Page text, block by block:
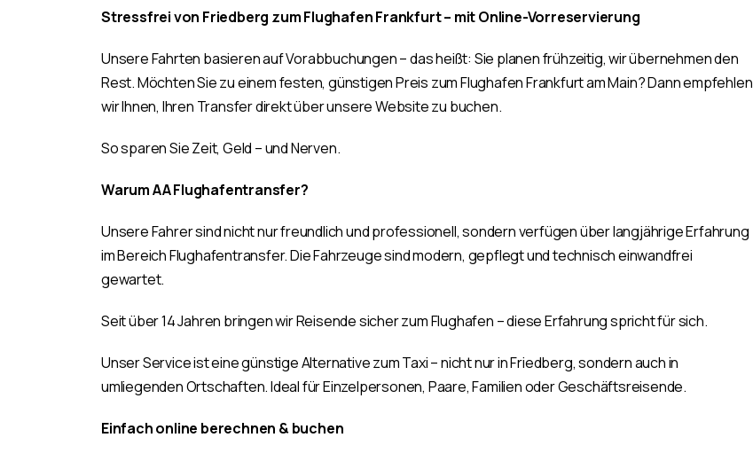
Stressfrei von Friedberg zum Flughafen Frankfurt – mit Online-Vorreservierung
Unsere Fahrten basieren auf Vorabbuchungen – das heißt: Sie planen frühzeitig, wir übernehmen den
Rest. Möchten Sie zu einem festen, günstigen Preis zum Flughafen Frankfurt am Main? Dann empfehlen
wir Ihnen, Ihren Transfer direkt über unsere Website zu buchen.
So sparen Sie Zeit, Geld – und Nerven.
Warum AA Flughafentransfer?
Unsere Fahrer sind nicht nur freundlich und professionell, sondern verfügen über langjährige Erfahrung
im Bereich Flughafentransfer. Die Fahrzeuge sind modern, gepflegt und technisch einwandfrei
gewartet.
Seit über 14 Jahren bringen wir Reisende sicher zum Flughafen – diese Erfahrung spricht für sich.
Unser Service ist eine günstige Alternative zum Taxi – nicht nur in Friedberg, sondern auch in
umliegenden Ortschaften. Ideal für Einzelpersonen, Paare, Familien oder Geschäftsreisende.
Einfach online berechnen & buchen